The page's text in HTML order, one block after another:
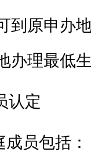
到原申办
办理最低
认定
员包括：